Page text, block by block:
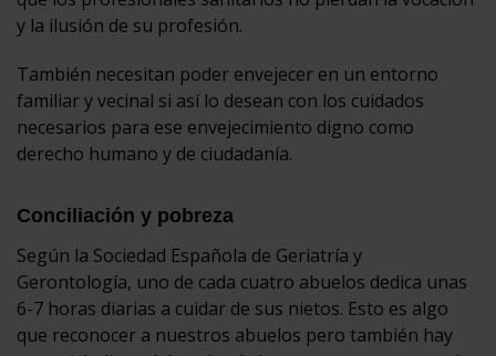
y la ilusión de su profesión.
También necesitan poder envejecer en un entorno
familiar y vecinal si así lo desean con los cuidados
necesarios para ese envejecimiento digno como
derecho humano y de ciudadanía.
Conciliación y pobreza
Según la Sociedad Española de Geriatría y
Gerontología, uno de cada cuatro abuelos dedica unas
6-7 horas diarias a cuidar de sus nietos. Esto es algo
que reconocer a nuestros abuelos pero también hay